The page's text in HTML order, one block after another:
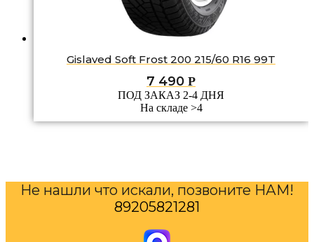
Gislaved Soft Frost 200 215/60 R16 99T
7 490 Р
ПОД ЗАКАЗ 2-4 ДНЯ
На складе >4
Не нашли что искали, позвоните НАМ!
89205821281